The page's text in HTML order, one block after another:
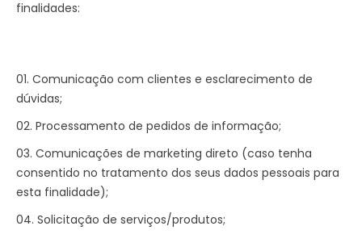
finalidades:
Comunicação com clientes e esclarecimento de
dúvidas;
Processamento de pedidos de informação;
Comunicações de marketing direto (caso tenha
consentido no tratamento dos seus dados pessoais para
esta finalidade);
Solicitação de serviços/produtos;